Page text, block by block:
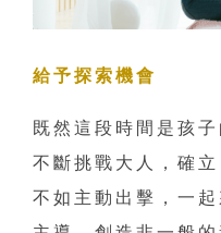
給予探索機會
既然這段時間是孩
不斷挑戰大人，確
不如主動出擊，一